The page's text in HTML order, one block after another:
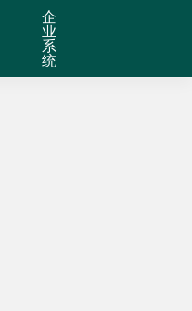
企
业
系
统